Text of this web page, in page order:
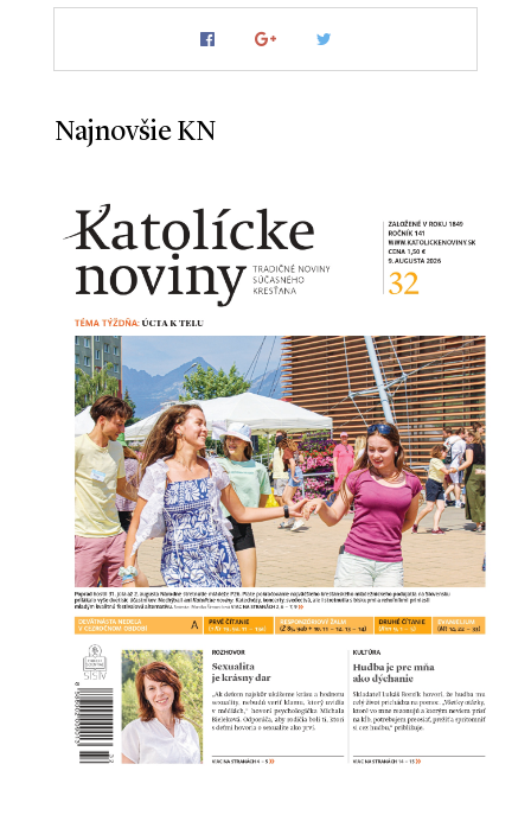
Najnovšie KN